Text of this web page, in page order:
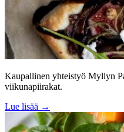
Kaupallinen yhteistyö Myllyn
viikunapiirakat.
Lue lisää →